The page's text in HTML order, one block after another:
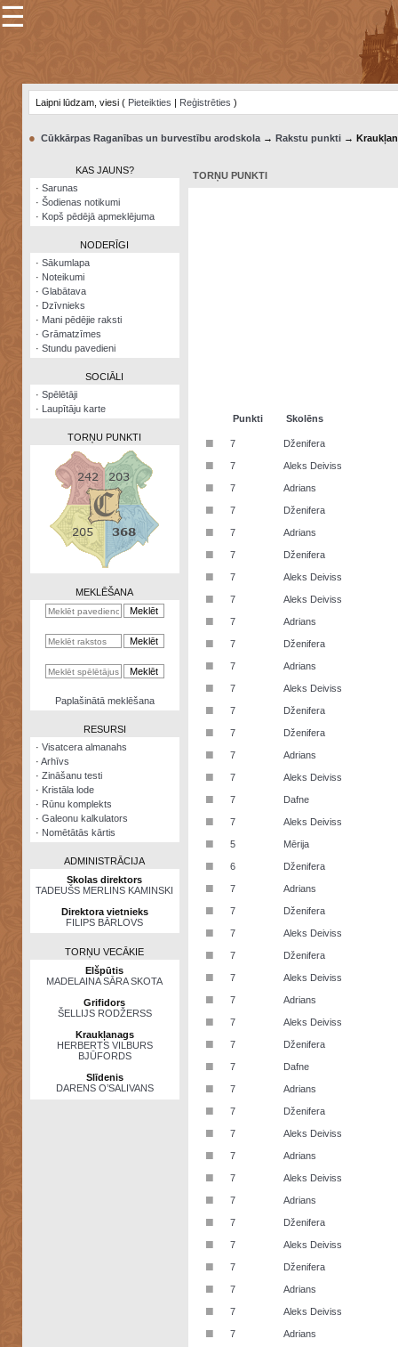
×
Šodienas
notikumi
Visatcera
almanahs
Arhīvs
Zināšanu
kalkulators
Nomētātās
☰
Laipni lūdzam, viesi ( Pieteikties | Reģistrēties )
● Cūkkārpas Raganības un burvestību arodskola→ Rakstu punkti→
KAS JAUNS?
· Sarunas
· Šodienas notikumi
· Kopš pēdējā apmeklējuma
NODERĪGI
· Sākumlapa
· Noteikumi
· Glabātava
· Dzīvnieks
· Mani pēdējie raksti
· Grāmatzīmes
· Stundu pavedieni
SOCIĀLI
· Spēlētāji
· Laupītāju karte
TORŅU PUNKTI
MEKLĒŠANA
Paplašinātā meklēšana
RESURSI
· Visatcera almanahs
· Arhīvs
· Zināšanu testi
· Kristāla lode
· Rūnu komplekts
· Galeonu kalkulators
· Nomētātās kārtis
ADMINISTRĀCIJA
Skolas direktors
TADEUŠS MERLINS KAMINSKI
Direktora vietnieks
FILIPS BĀRLOVS
TORŅU VECĀKIE
Elšpūtis
MADELAINA SĀRA SKOTA
Grifidors
ŠELLIJS RODŽERSS
Kraukļanags
HERBERTS VILBURS
BJŪFORDS
Slīdenis
DARENS O’SALIVANS
TORŅU PUNKTI
Punkti Skolēns
■ 7 Dženifera
■ 7 Aleks Deiviss
■ 7 Adrians
■ 7 Dženifera
■ 7 Adrians
■ 7 Dženifera
■ 7 Aleks Deiviss
■ 7 Aleks Deiviss
■ 7 Adrians
■ 7 Dženifera
■ 7 Adrians
■ 7 Aleks Deiviss
■ 7 Dženifera
■ 7 Dženifera
■ 7 Adrians
■ 7 Aleks Deiviss
■ 7 Dafne
■ 7 Aleks Deiviss
■ 5 Mērija
■ 6 Dženifera
■ 7 Adrians
■ 7 Dženifera
■ 7 Aleks Deiviss
■ 7 Dženifera
■ 7 Aleks Deiviss
■ 7 Adrians
■ 7 Aleks Deiviss
■ 7 Dženifera
■ 7 Dafne
■ 7 Adrians
■ 7 Dženifera
■ 7 Aleks Deiviss
■ 7 Adrians
■ 7 Aleks Deiviss
■ 7 Adrians
■ 7 Dženifera
■ 7 Aleks Deiviss
■ 7 Dženifera
■ 7 Adrians
■ 7 Aleks Deiviss
■ 7 Adrians